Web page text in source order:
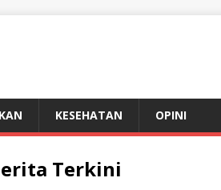
KESEHATAN OPINI
Terkini